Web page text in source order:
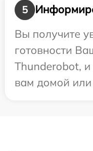
5
Вы получите
готовности
Thunderobot, и
вам домой